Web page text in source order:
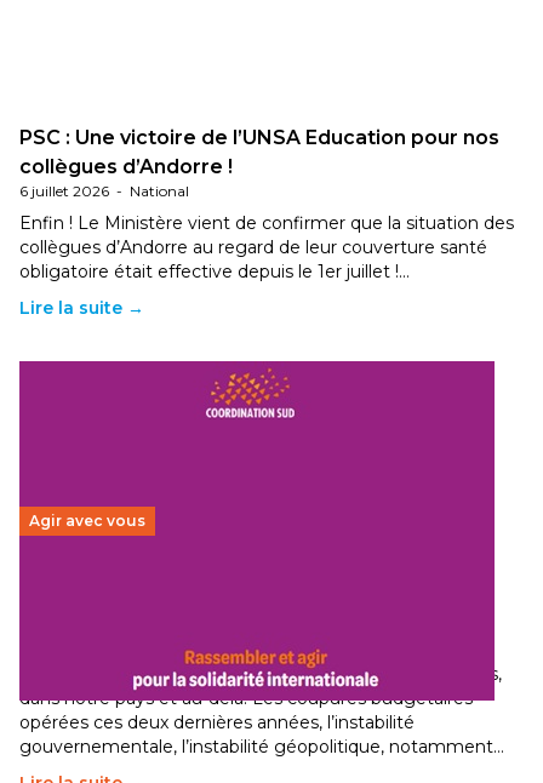
PSC : Une victoire de l’UNSA Education pour nos
collègues d’Andorre !
6 juillet 2026 - National
Enfin ! Le Ministère vient de confirmer que la situation des
collègues d’Andorre au regard de leur couverture santé
obligatoire était effective depuis le 1er juillet !…
Lire la suite →
Agir avec vous
Le secteur humanitaire connaît des difficultés profondes,
dans notre pays et au-delà. Les coupures budgétaires
opérées ces deux dernières années, l’instabilité
gouvernementale, l’instabilité géopolitique, notamment…